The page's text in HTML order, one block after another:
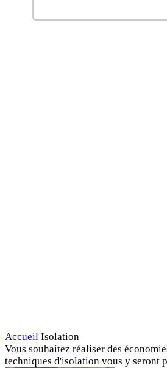
Accueil Isolation
Vous souhaitez réaliser des
techniques d'isolation vous y seront